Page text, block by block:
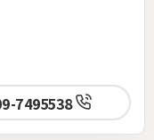
09-7495538